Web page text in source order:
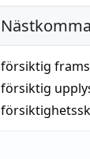
försiktig
försiktig